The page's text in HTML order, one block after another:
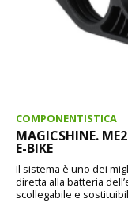
COMPONENTISTICA
MAGICSHINE.
E-BIKE
Il sistema è uno dei
diretta alla batteria
scollegabile e